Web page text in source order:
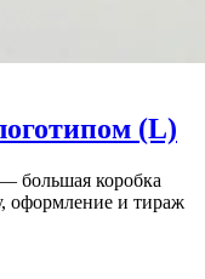
(L)
большая коробка
оформление и тираж